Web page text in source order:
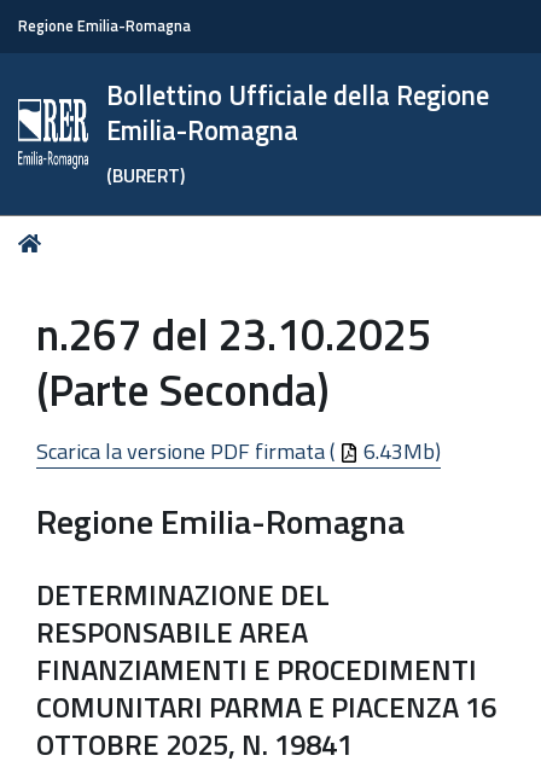
Regione Emilia-Romagna
Bollettino Ufficiale della Regione
Emilia-Romagna
(BURERT)
Tu
n.267 del 23.10.2025
(Parte Seconda)
Scarica la versione PDF firmata ( 6.43Mb)
Regione Emilia-Romagna
DETERMINAZIONE DEL
RESPONSABILE AREA
FINANZIAMENTI E PROCEDIMENTI
COMUNITARI PARMA E PIACENZA 16
OTTOBRE 2025, N. 19841